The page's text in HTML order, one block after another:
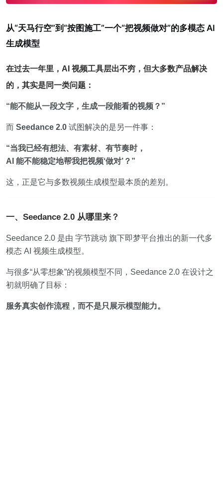
从“天马行空”到“按图施工”一个“把视频做对”的多模态 AI
生成模型
在过去一年里，AI 视频工具层出不穷，但大多数产品解决
的，其实是同一类问题：
“能不能从一段文字，生成一段能看的视频？”
而 Seedance 2.0 试图解决的是另一件事：
“当我已经有想法、有素材、有节奏时，
AI 能不能稳定地帮我把视频‘做对’？”
这，正是它与多数视频生成模型最本质的差别。
一、Seedance 2.0 从哪里来？
Seedance 2.0 是由 字节跳动 旗下即梦平台推出的新一代多
模态 AI 视频生成模型。
与很多“从零想象”的视频模型不同，Seedance 2.0 在设计之
初就明确了目标：
服务真实创作流程，而不是只展示模型能力。